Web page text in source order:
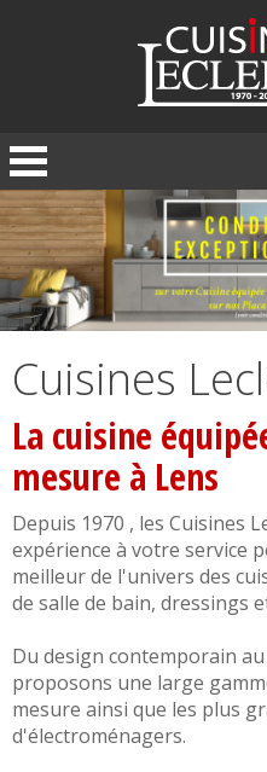
Cuisines
La cuisine
mesure à Lens
Depuis 1970 , les Cuisines
expérience à votre service
meilleur de l'univers des
de salle de bain, dressings
Du design contemporain au
proposons une large
mesure ainsi que les plus
d'électroménagers.